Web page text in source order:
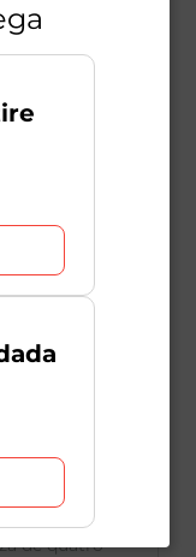
680g é a opção
de alta
do tomate
de quatro